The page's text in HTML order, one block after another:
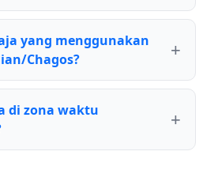
yang menggunakan
Chagos?
di zona waktu